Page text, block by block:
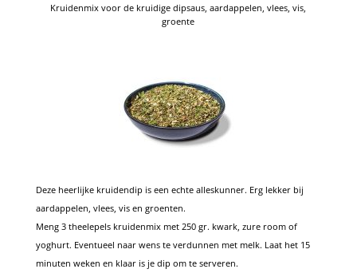
Kruidenmix voor de kruidige dipsaus, aardappelen, vlees, vis,
groente
Deze heerlijke kruidendip is een echte alleskunner. Erg lekker bij
aardappelen, vlees, vis en groenten.
Meng 3 theelepels kruidenmix met 250 gr. kwark, zure room of
yoghurt. Eventueel naar wens te verdunnen met melk. Laat het 15
minuten weken en klaar is je dip om te serveren.